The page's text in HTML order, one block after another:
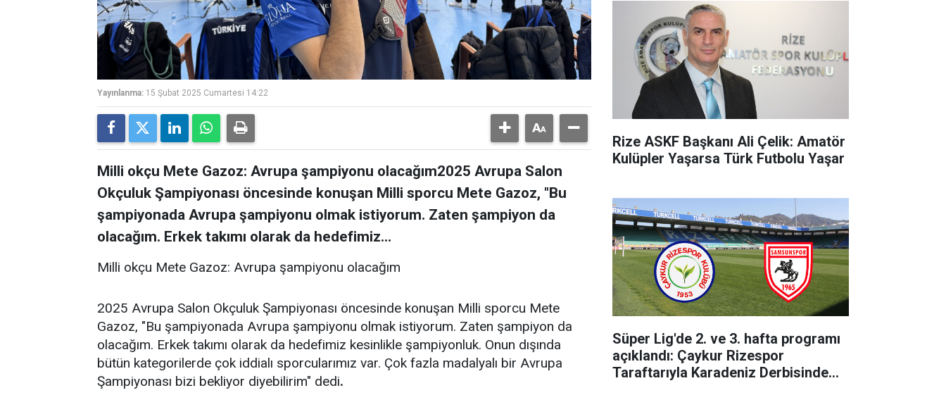
Yayınlanma: 15 Şubat 2025 Cumartesi 14:22
Milli okçu Mete Gazoz: Avrupa şampiyonu olacağım2025 Avrupa Salon
Okçuluk Şampiyonası öncesinde konuşan Milli sporcu Mete Gazoz, "Bu
şampiyonada Avrupa şampiyonu olmak istiyorum. Zaten şampiyon da
olacağım. Erkek takımı olarak da hedefimiz...
Milli okçu Mete Gazoz: Avrupa şampiyonu olacağım
2025 Avrupa Salon Okçuluk Şampiyonası öncesinde konuşan Milli sporcu Mete
Gazoz, "Bu şampiyonada Avrupa şampiyonu olmak istiyorum. Zaten şampiyon da
olacağım. Erkek takımı olarak da hedefimiz kesinlikle şampiyonluk. Onun dışında
bütün kategorilerde çok iddialı sporcularımız var. Çok fazla madalyalı bir Avrupa
Şampiyonası bizi bekliyor diyebilirim" dedi.
Rize ASKF Başkanı Ali Çelik: Amatör
Kulüpler Yaşarsa Türk Futbolu Yaşar
Süper Lig'de 2. ve 3. hafta programı
açıklandı: Çaykur Rizespor
Taraftarıyla Karadeniz Derbisinde